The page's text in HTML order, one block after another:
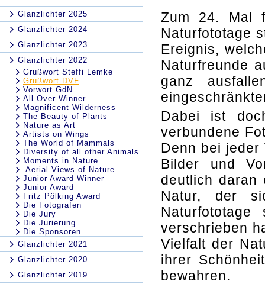
Glanzlichter 2025
Glanzlichter 2024
Glanzlichter 2023
Glanzlichter 2022
Grußwort Steffi Lemke
Grußwort DVF
Vorwort GdN
All Over Winner
Magnificent Wilderness
The Beauty of Plants
Nature as Art
Artists on Wings
The World of Mammals
Diversity of all other Animals
Moments in Nature
Aerial Views of Nature
Junior Award Winner
Junior Award
Fritz Pölking Award
Die Fotografen
Die Jury
Die Jurierung
Die Sponsoren
Glanzlichter 2021
Glanzlichter 2020
Glanzlichter 2019
Zum 24. Mal
Naturfototage
Ereignis,
Naturfreunde
ganz
Dabei ist
verbundene
Denn bei jeder
Bilder und
deutlich daran
Natur, der
verschrieben
Vielfalt der
ihrer
bewahren.